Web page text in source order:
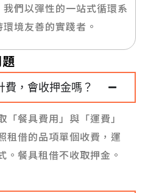
我們以彈性的一站式循環系
境友善的實踐者。
費，會收押金嗎？
餐具費用」與「運費」
租借的品項單個收費，運
。餐具租借不收取押金。